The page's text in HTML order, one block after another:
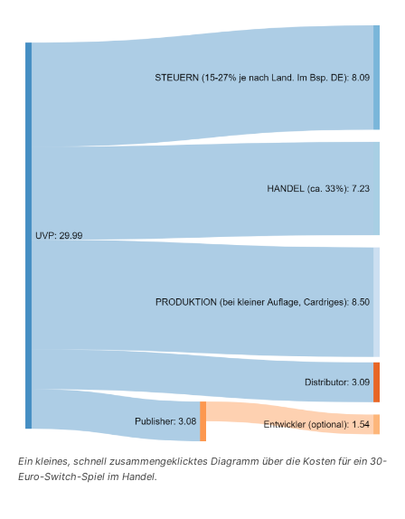
Ein kleines, schnell zusammengeklicktes Diagramm über die Kosten für ein 30-
Euro-Switch-Spiel im Handel.